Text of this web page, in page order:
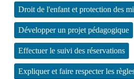
Droit de l'enfant et protection des
Développer un projet pédagogique
Effectuer le suivi des réservations
Expliquer et faire respecter les